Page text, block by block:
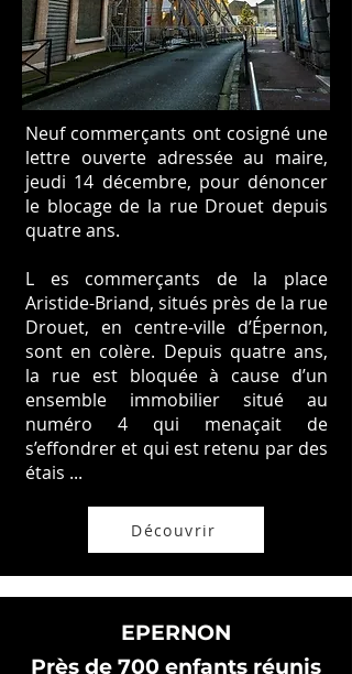
Neuf commerçants ont cosigné une
lettre ouverte adressée au maire,
jeudi 14 décembre, pour dénoncer
le blocage de la rue Drouet depuis
quatre ans.
L es commerçants de la place
Aristide-Briand, situés près de la rue
Drouet, en centre-ville d’Épernon,
sont en colère. Depuis quatre ans,
la rue est bloquée à cause d’un
ensemble immobilier situé au
numéro 4 qui menaçait de
s’effondrer et qui est retenu par des
étais ...
Découvrir
EPERNON
Près de 700 enfants réunis